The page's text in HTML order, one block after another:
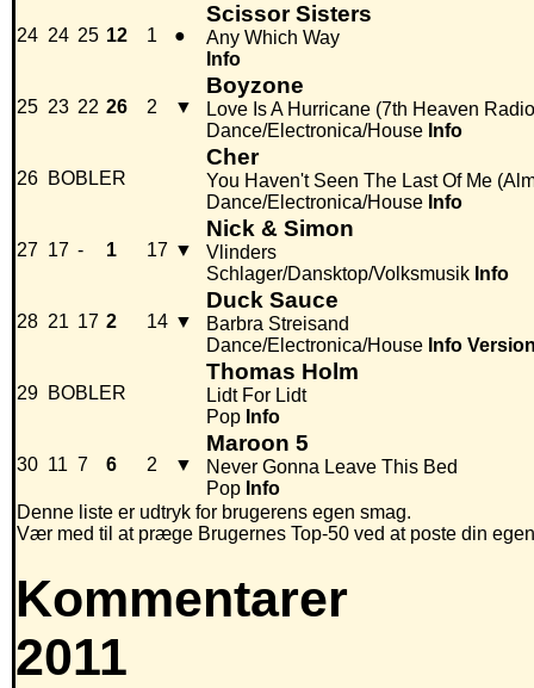
24 24 25 12 1 ●
Scissor Sisters
Any Which Way
Info
25 23 22 26 2 ▼
Boyzone
Love Is A Hurricane (7th Heaven
Dance/Electronica/House Info
26 BOBLER
Cher
You Haven't Seen The Last Of Me
Dance/Electronica/House Info
27 17 - 1 17 ▼
Nick & Simon
Vlinders
Schlager/Dansktop/Volksmusik Info
28 21 17 2 14 ▼
Duck Sauce
Barbra Streisand
Dance/Electronica/House Info
29 BOBLER
Thomas Holm
Lidt For Lidt
Pop Info
30 11 7 6 2 ▼
Maroon 5
Never Gonna Leave This Bed
Pop Info
Denne liste er udtryk for brugerens egen smag.
Vær med til at præge Brugernes Top-50 ved at poste din
Kommentarer
2011